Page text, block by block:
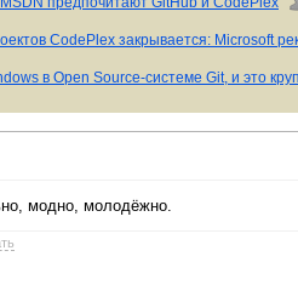
CodePlex закрывается: Microsoft
в Open Source-системе Git, и это
модно, молодёжно.